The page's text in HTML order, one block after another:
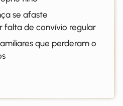
se afaste
falta de convívio regular
que perderam o